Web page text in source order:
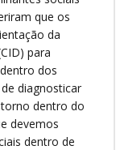
que os
da
para
dos
diagnosticar
dentro do
devemos
dentro de